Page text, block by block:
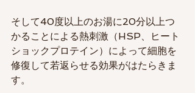
そして40度以上のお湯に20分以上つ
かることによる熱刺激（HSP、ヒート
ショックプロテイン）によって細胞を
修復して若返らせる効果がはたらきま
す。